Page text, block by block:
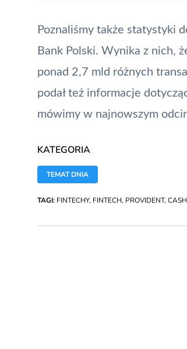
Poznaliśmy także statystyki
Bank Polski. Wynika z nich,
ponad 2,7 mld różnych
podał też informacje
mówimy w najnowszym
KATEGORIA
TEMAT DNIA
TAGI: FINTECHY, FINTECH, PROVIDENT,